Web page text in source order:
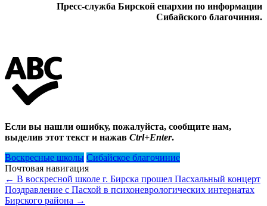
Пресс-служба Бирской епархии по информации
Сибайского благочиния.
Если вы нашли ошибку, пожалуйста, сообщите нам,
выделив этот текст и нажав Ctrl+Enter.
Воскресные школы Сибайское благочиние
Почтовая навигация
← В воскресной школе г. Бирска прошел Пасхальный концерт
Поздравление с Пасхой в психоневрологических интернатах
Бирского района →